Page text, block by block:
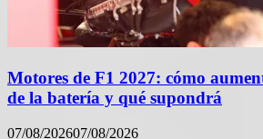
Motores de F1 2027: cómo
de la batería y qué supondrá
07/08/202607/08/2026